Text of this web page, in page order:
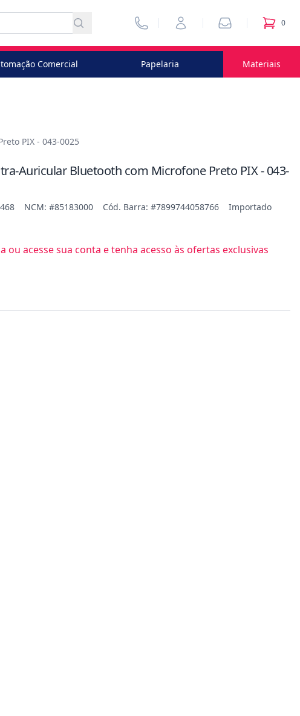
VendedoresMinha ContaPedidos 0
itens
Comercial Papelaria Materiais
PIX - 043-0025
Auricular Bluetooth com Microfone Preto PIX - 043-
NCM: #85183000 Cód. Barra: #7899744058766 Importado
ou acesse sua conta e tenha acesso às ofertas exclusivas
Whatsapp